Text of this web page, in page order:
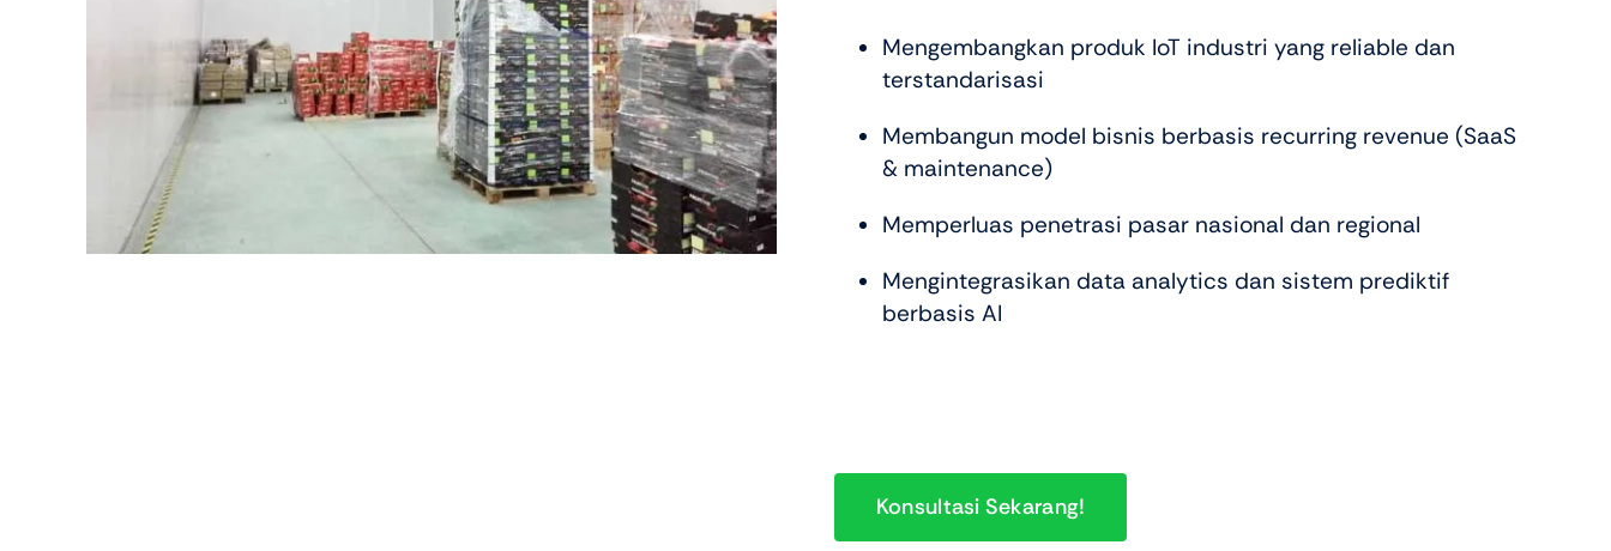
Mengembangkan produk IoT industri yang reliable dan
terstandarisasi
Membangun model bisnis berbasis recurring revenue (SaaS
& maintenance)
Memperluas penetrasi pasar nasional dan regional
Mengintegrasikan data analytics dan sistem prediktif
berbasis AI
Konsultasi Sekarang!